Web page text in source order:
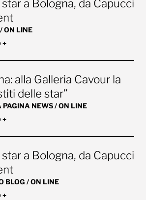
star a Bologna, da Capucci
ON LINE
+
alla Galleria Cavour la
delle star”
NEWS / ON LINE
+
a Bologna, da Capucci
BLOG / ON LINE
+